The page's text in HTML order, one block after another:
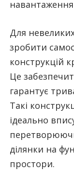
Для
зробити
конструкцій
Це
гарантує
Такі
ідеально
ділянки на
простори.